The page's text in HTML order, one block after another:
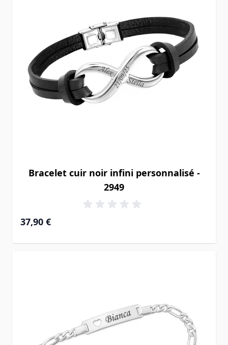
Bracelet cuir noir infini personnalisé -
2949
37,90 €